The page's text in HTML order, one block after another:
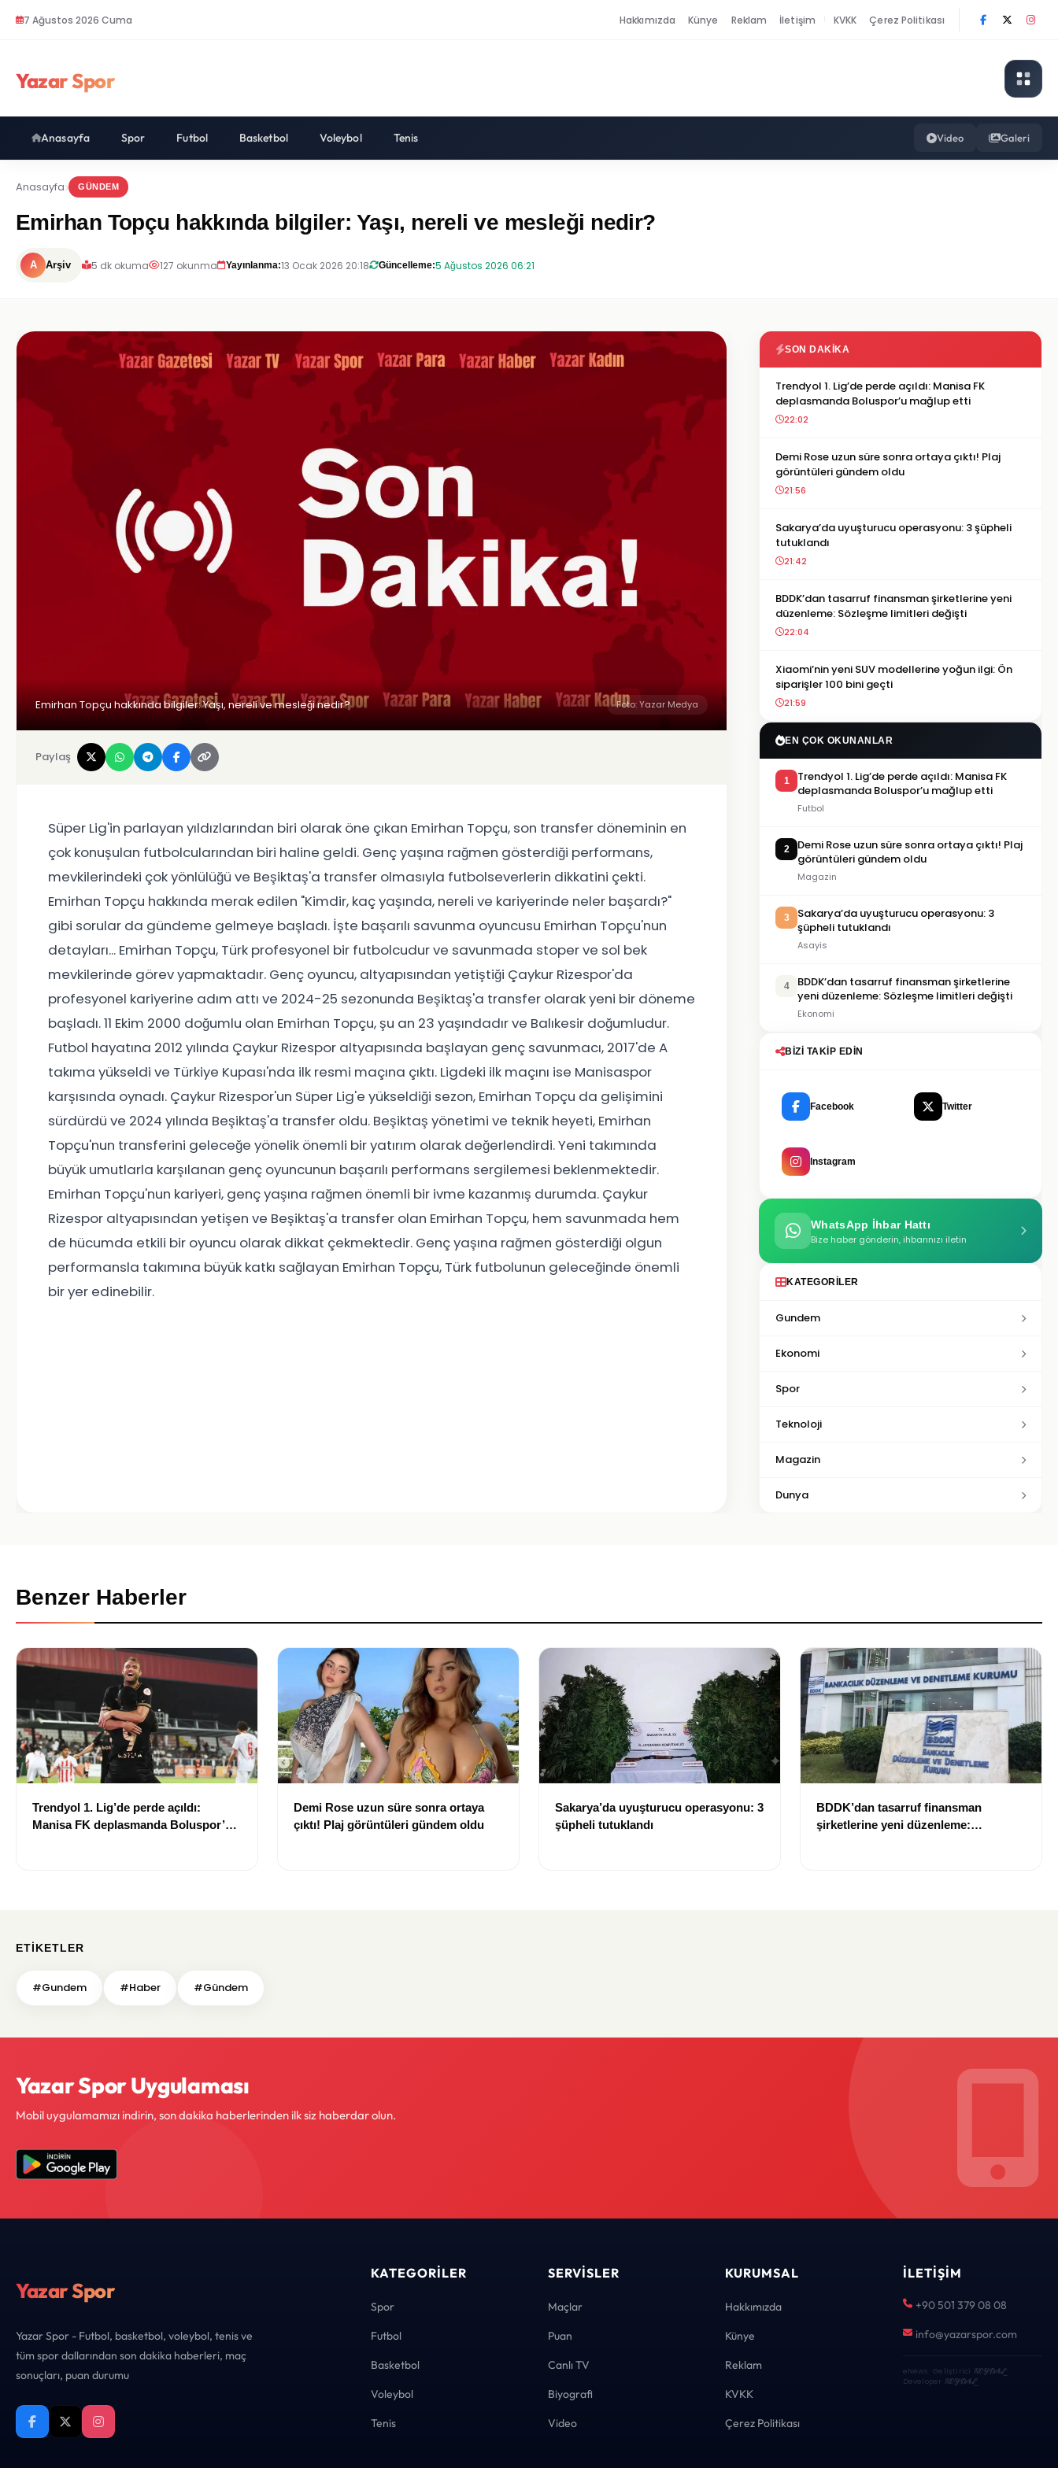
7 Ağustos 2026 Cuma Hakkımızda Künye Reklam İletişim KVKK Çerez Politikası
Yazar Spor
Anasayfa Spor Futbol Basketbol Voleybol Tenis Video Galeri
Anasayfa GÜNDEM
Emirhan Topçu hakkında bilgiler: Yaşı, nereli ve mesleği nedir?
A Arşiv 5 dk okuma 127 okunma Yayınlanma:13 Ocak 2026 20:18 Güncelleme:5 Ağustos 2026 06:21
Emirhan Topçu hakkında bilgiler: Yaşı, nereli ve mesleği nedir? Foto: Yazar Medya
Paylaş
Süper Lig'in parlayan yıldızlarından biri olarak öne çıkan Emirhan Topçu, son transfer döneminin en
çok konuşulan futbolcularından biri haline geldi. Genç yaşına rağmen gösterdiği performans,
mevkilerindeki çok yönlülüğü ve Beşiktaş'a transfer olmasıyla futbolseverlerin dikkatini çekti.
Emirhan Topçu hakkında merak edilen "Kimdir, kaç yaşında, nereli ve kariyerinde neler başardı?"
gibi sorular da gündeme gelmeye başladı. İşte başarılı savunma oyuncusu Emirhan Topçu'nun
detayları... Emirhan Topçu, Türk profesyonel bir futbolcudur ve savunmada stoper ve sol bek
mevkilerinde görev yapmaktadır. Genç oyuncu, altyapısından yetiştiği Çaykur Rizespor'da
profesyonel kariyerine adım attı ve 2024-25 sezonunda Beşiktaş'a transfer olarak yeni bir döneme
başladı. 11 Ekim 2000 doğumlu olan Emirhan Topçu, şu an 23 yaşındadır ve Balıkesir doğumludur.
Futbol hayatına 2012 yılında Çaykur Rizespor altyapısında başlayan genç savunmacı, 2017'de A
takıma yükseldi ve Türkiye Kupası'nda ilk resmi maçına çıktı. Ligdeki ilk maçını ise Manisaspor
karşısında oynadı. Çaykur Rizespor'un Süper Lig'e yükseldiği sezon, Emirhan Topçu da gelişimini
sürdürdü ve 2024 yılında Beşiktaş'a transfer oldu. Beşiktaş yönetimi ve teknik heyeti, Emirhan
Topçu'nun transferini geleceğe yönelik önemli bir yatırım olarak değerlendirdi. Yeni takımında
büyük umutlarla karşılanan genç oyuncunun başarılı performans sergilemesi beklenmektedir.
Emirhan Topçu'nun kariyeri, genç yaşına rağmen önemli bir ivme kazanmış durumda. Çaykur
Rizespor altyapısından yetişen ve Beşiktaş'a transfer olan Emirhan Topçu, hem savunmada hem
de hücumda etkili bir oyuncu olarak dikkat çekmektedir. Genç yaşına rağmen gösterdiği olgun
performansla takımına büyük katkı sağlayan Emirhan Topçu, Türk futbolunun geleceğinde önemli
bir yer edinebilir.
SON DAKIKA
Trendyol 1. Lig’de perde açıldı: Manisa FK
deplasmanda Boluspor’u mağlup etti
22:02
Demi Rose uzun süre sonra ortaya çıktı! Plaj
görüntüleri gündem oldu
21:56
Sakarya’da uyuşturucu operasyonu: 3 şüpheli
tutuklandı
21:42
BDDK’dan tasarruf finansman şirketlerine yeni
düzenleme: Sözleşme limitleri değişti
22:04
Xiaomi’nin yeni SUV modellerine yoğun ilgi: Ön
siparişler 100 bini geçti
21:59
EN ÇOK OKUNANLAR
1
Trendyol 1. Lig’de perde açıldı: Manisa FK
deplasmanda Boluspor’u mağlup etti
Futbol
2
Demi Rose uzun süre sonra ortaya çıktı! Plaj
görüntüleri gündem oldu
Magazin
3
Sakarya’da uyuşturucu operasyonu: 3
şüpheli tutuklandı
Asayis
4
BDDK’dan tasarruf finansman şirketlerine
yeni düzenleme: Sözleşme limitleri değişti
Ekonomi
BIZI TAKIP EDIN
Facebook Twitter
Instagram
WhatsApp İhbar Hattı
Bize haber gönderin, ihbarınızı iletin
KATEGORILER
Gundem
Ekonomi
Spor
Teknoloji
Magazin
Dunya
Benzer Haberler
Trendyol 1. Lig’de perde açıldı:
Manisa FK deplasmanda Boluspor’u
Demi Rose uzun süre sonra ortaya
çıktı! Plaj görüntüleri gündem oldu
Sakarya’da uyuşturucu operasyonu: 3
şüpheli tutuklandı
BDDK’dan tasarruf finansman
şirketlerine yeni düzenleme:
ETIKETLER
#Gundem #Haber #Gündem
Yazar Spor Uygulaması
Mobil uygulamamızı indirin, son dakika haberlerinden ilk siz haberdar olun.
Yazar Spor
Yazar Spor - Futbol, basketbol, voleybol, tenis ve
tüm spor dallarından son dakika haberleri, maç
sonuçları, puan durumu
KATEGORILER
Spor
Futbol
Basketbol
Voleybol
Tenis
SERVISLER
Maçlar
Puan
Canlı TV
Biyografi
Video
KURUMSAL
Hakkımızda
Künye
Reklam
KVKK
Çerez Politikası
İLETIŞIM
+90 501 379 08 08
info@yazarspor.com
eNews · Geliştirici KEYDAL·
Developer KEYDAL